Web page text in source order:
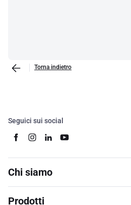
Torna indietro
Seguici sui social
Chi siamo
Prodotti